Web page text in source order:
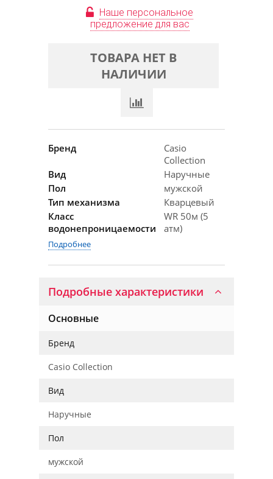
Наше персональное
предложение для вас
ТОВАРА НЕТ В
НАЛИЧИИ
Бренд
Casio
Collection
Вид
Наручные
Пол
мужской
Тип механизма
Кварцевый
Класс
водонепроницаемости
WR 50м (5
атм)
Подробнее
Подробные характеристики
Основные
Бренд
Casio Collection
Вид
Наручные
Пол
мужской